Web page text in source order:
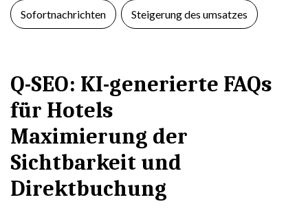
Sofortnachrichten Steigerung des umsatzes
Q-SEO: KI-generierte FAQs
für Hotels
Maximierung der
Sichtbarkeit und
Direktbuchung